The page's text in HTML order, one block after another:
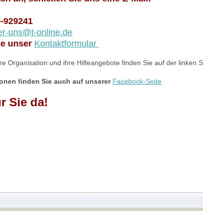
929241
uns@t-online.de
unser Kontaktformular
Organisation und ihre Hilfeangebote finden Sie auf der linken
finden Sie auch auf unserer Facebook-Seite
Sie da!